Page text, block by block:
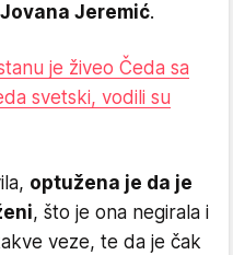
Jovana Jeremić.
je živeo Čeda sa
svetski, vodili su
optužena je da je
, što je ona negirala i
veze, te da je čak